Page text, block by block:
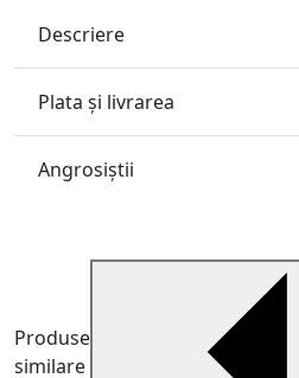
Descriere
Plata și livrarea
Angrosiştii
Produse
similare